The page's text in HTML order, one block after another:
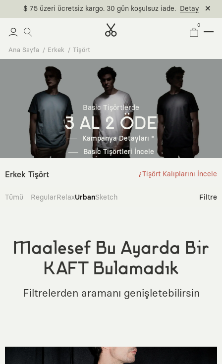
$ 75 üzeri ücretsiz kargo. 30 gün koşulsuz iade. Detay
0
Ana Sayfa Erkek Tişört
Basic Tişörtlerde
3 AL 2 ÖDE
Kampanya Detayları *
Basic Tişörtleri İncele
Erkek Tişört Tişört Kalıplarını İncele
Tümü RegularRelaxUrbanSketch Filtre
Maalesef Bu Ayarda Bir
KAFT Bulamadık
Filtrelerden aramanı genişletebilirsin